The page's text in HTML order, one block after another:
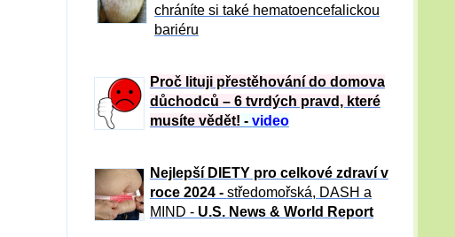
chráníte si také hematoencefalickou
bariéru
Proč lituji přestěhování do domova
důchodců – 6 tvrdých pravd, které
musíte vědět! - video
Nejlepší DIETY pro celkové zdraví v
roce 2024 - středomořská, DASH a
MIND - U.S. News & World Report